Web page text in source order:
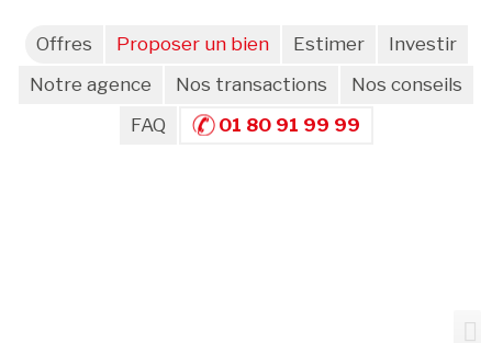
Offres Proposer un bien Estimer
Investir
Notre agence
Nos transactions
Nos conseils
FAQ
01 80 91 99 99